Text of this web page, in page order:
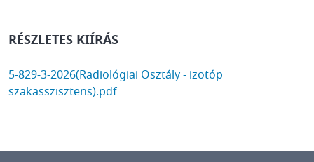
RÉSZLETES KIÍRÁS
DOCUMENT
5-829-3-2026(Radiológiai Osztály - izotóp
szakasszisztens).pdf